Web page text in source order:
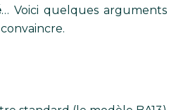
… Voici quelques arguments